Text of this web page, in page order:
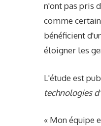
n'ont pas pris
comme
bénéficient
éloigner les
L'étude est
technologies
« Mon équipe